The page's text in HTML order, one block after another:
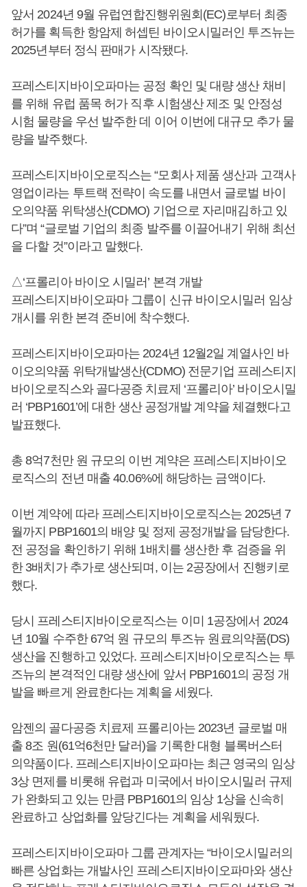
앞서 2024년 9월 유럽연합진행위원회(EC)로부터 최종
허가를 획득한 항암제 허셉틴 바이오시밀러인 투즈뉴는
2025년부터 정식 판매가 시작됐다.
프레스티지바이오파마는 공정 확인 및 대량 생산 채비
를 위해 유럽 품목 허가 직후 시험생산 제조 및 안정성
시험 물량을 우선 발주한 데 이어 이번에 대규모 추가 물
량을 발주했다.
프레스티지바이오로직스는 “모회사 제품 생산과 고객사
영업이라는 투트랙 전략이 속도를 내면서 글로벌 바이
오의약품 위탁생산(CDMO) 기업으로 자리매김하고 있
다”며 “글로벌 기업의 최종 발주를 이끌어내기 위해 최선
을 다할 것”이라고 말했다.
△‘프롤리아 바이오 시밀러’ 본격 개발
프레스티지바이오파마 그룹이 신규 바이오시밀러 임상
개시를 위한 본격 준비에 착수했다.
프레스티지바이오파마는 2024년 12월2일 계열사인 바
이오의약품 위탁개발생산(CDMO) 전문기업 프레스티지
바이오로직스와 골다공증 치료제 ‘프롤리아’ 바이오시밀
러 ‘PBP1601’에 대한 생산 공정개발 계약을 체결했다고
발표했다.
총 8억7천만 원 규모의 이번 계약은 프레스티지바이오
로직스의 전년 매출 40.06%에 해당하는 금액이다.
이번 계약에 따라 프레스티지바이오로직스는 2025년 7
월까지 PBP1601의 배양 및 정제 공정개발을 담당한다.
전 공정을 확인하기 위해 1배치를 생산한 후 검증을 위
한 3배치가 추가로 생산되며, 이는 2공장에서 진행키로
했다.
당시 프레스티지바이오로직스는 이미 1공장에서 2024
년 10월 수주한 67억 원 규모의 투즈뉴 원료의약품(DS)
생산을 진행하고 있었다. 프레스티지바이오로직스는 투
즈뉴의 본격적인 대량 생산에 앞서 PBP1601의 공정 개
발을 빠르게 완료한다는 계획을 세웠다.
암젠의 골다공증 치료제 프롤리아는 2023년 글로벌 매
출 8조 원(61억6천만 달러)을 기록한 대형 블록버스터
의약품이다. 프레스티지바이오파마는 최근 영국의 임상
3상 면제를 비롯해 유럽과 미국에서 바이오시밀러 규제
가 완화되고 있는 만큼 PBP1601의 임상 1상을 신속히
완료하고 상업화를 앞당긴다는 계획을 세워뒀다.
프레스티지바이오파마 그룹 관계자는 “바이오시밀러의
빠른 상업화는 개발사인 프레스티지바이오파마와 생산